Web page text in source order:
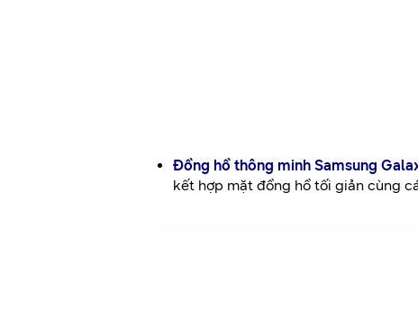
Đồng hồ thông minh Samsung
kết hợp mặt đồng hồ tối giản cùng